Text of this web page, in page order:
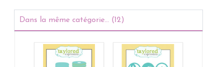
Dans la même catégorie... (12)